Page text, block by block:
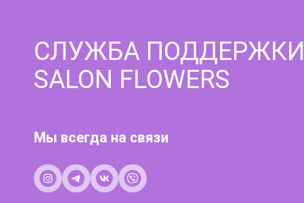
СЛУЖБА ПОДДЕРЖКИ
SALON FLOWERS
Мы всегда на связи